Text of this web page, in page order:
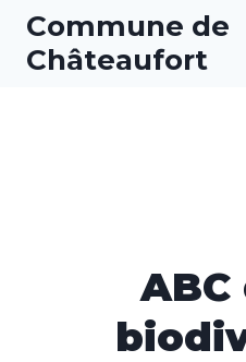
Aller
contenu
Commune de
Châteaufort
ABC